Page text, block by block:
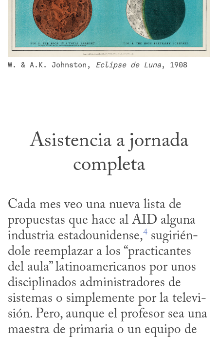
W. & A.K. Johnston, Eclipse de Luna, 1908
Asistencia a jornada
completa
Cada mes veo una nueva lista de
propuestas que hace al AID alguna
industria estadouni­dense,4 su­gi­rién­
do­le reemplazar a los “practicantes
del aula” latinoamericanos por unos
disciplinados administradores de
sistemas o simplemente por la te­le­vi­
sión. Pero, aunque el profesor sea una
maestra de primaria o un equipo de